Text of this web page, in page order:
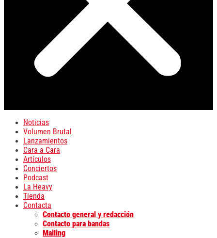
Noticias
Volumen Brutal
Lanzamientos
Cara a Cara
Artículos
Conciertos
Podcast
La Heavy
Tienda
Contacta
Contacto general y redacción
Contacto para bandas
Mailing